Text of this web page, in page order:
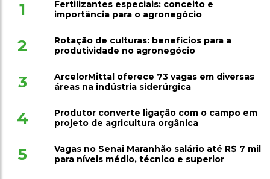
1
Fertilizantes especiais: conceito e
importância para o agronegócio
2
Rotação de culturas: benefícios para a
produtividade no agronegócio
3
ArcelorMittal oferece 73 vagas em diversas
áreas na indústria siderúrgica
4
Produtor converte ligação com o campo em
projeto de agricultura orgânica
5
Vagas no Senai Maranhão salário até R$ 7 mil
para níveis médio, técnico e superior